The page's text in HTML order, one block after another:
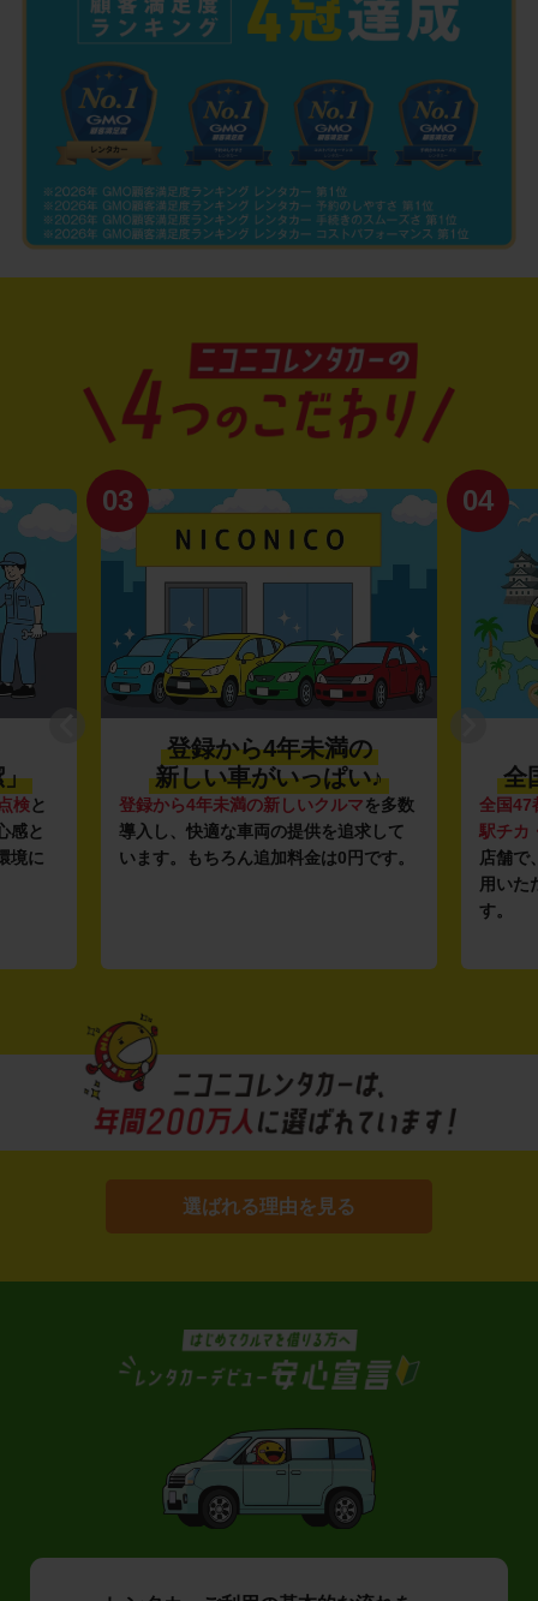
」
検と
感と
境に
03
登録から4年未満の
新しい車がいっぱい♪
登録から4年未満の新しいクルマを多数
導入し、快適な車両の提供を追求して
います。もちろん追加料金は0円です。
04
全
全国47
駅チカ
店舗で
用いた
す。
選ばれる理由を見る